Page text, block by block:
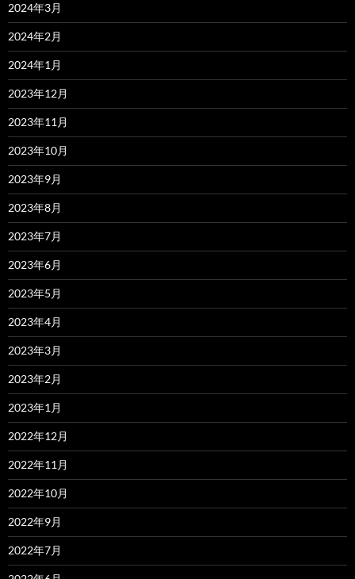
2024年3月
2024年2月
2024年1月
2023年12月
2023年11月
2023年10月
2023年9月
2023年8月
2023年7月
2023年6月
2023年5月
2023年4月
2023年3月
2023年2月
2023年1月
2022年12月
2022年11月
2022年10月
2022年9月
2022年7月